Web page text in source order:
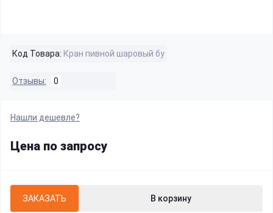
Код Товара: Кран пивной шаровый бу
Отзывы: 0
Нашли дешевле?
Цена по запросу
ЗАКАЗАТЬ В корзину